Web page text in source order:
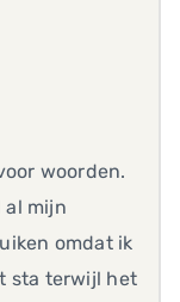
woorden.
al mijn
omdat ik
sta terwijl het